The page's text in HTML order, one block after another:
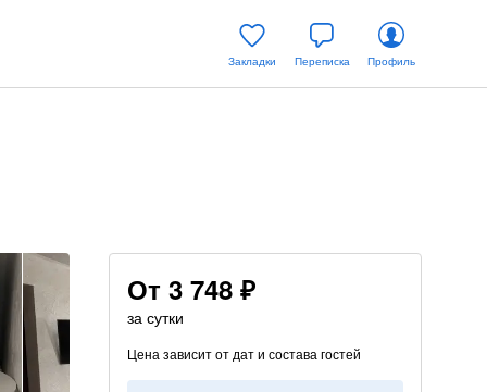
Закладки Переписка Профиль
От 3 748 ₽
за сутки
Цена зависит от дат и состава гостей